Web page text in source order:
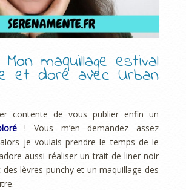
maquillage estival
et doré avec Urban
contente de vous publier enfin un
! Vous m’en demandez assez
je voulais prendre le temps de le
aussi réaliser un trait de liner noir
lèvres punchy et un maquillage des